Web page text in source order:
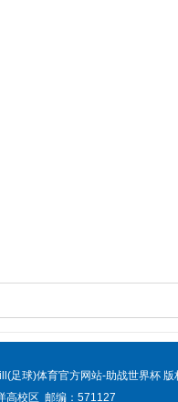
足球)体育官方网站-助战世界杯
高校区 邮编：571127